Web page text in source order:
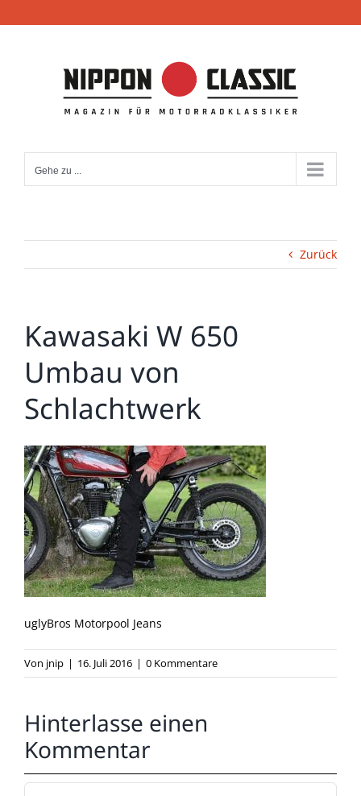
Inhalt
Gehe zu ...
Zurück
Kawasaki W 650
Umbau von
Schlachtwerk
uglyBros Motorpool Jeans
Von jnip | 16. Juli 2016 | 0 Kommentare
Hinterlasse einen
Kommentar